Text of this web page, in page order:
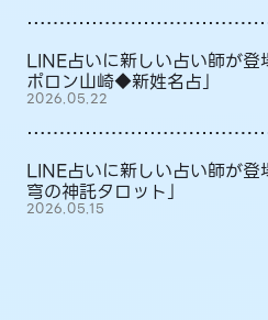
LINE占いに新しい占い師が
ポロン山崎◆新姓名占」
2026.05.22
LINE占いに新しい占い師が
穹の神託タロット」
2026.05.15